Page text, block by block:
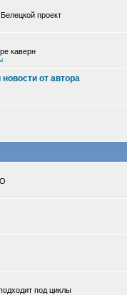
проект
каверн
от автора
под циклы